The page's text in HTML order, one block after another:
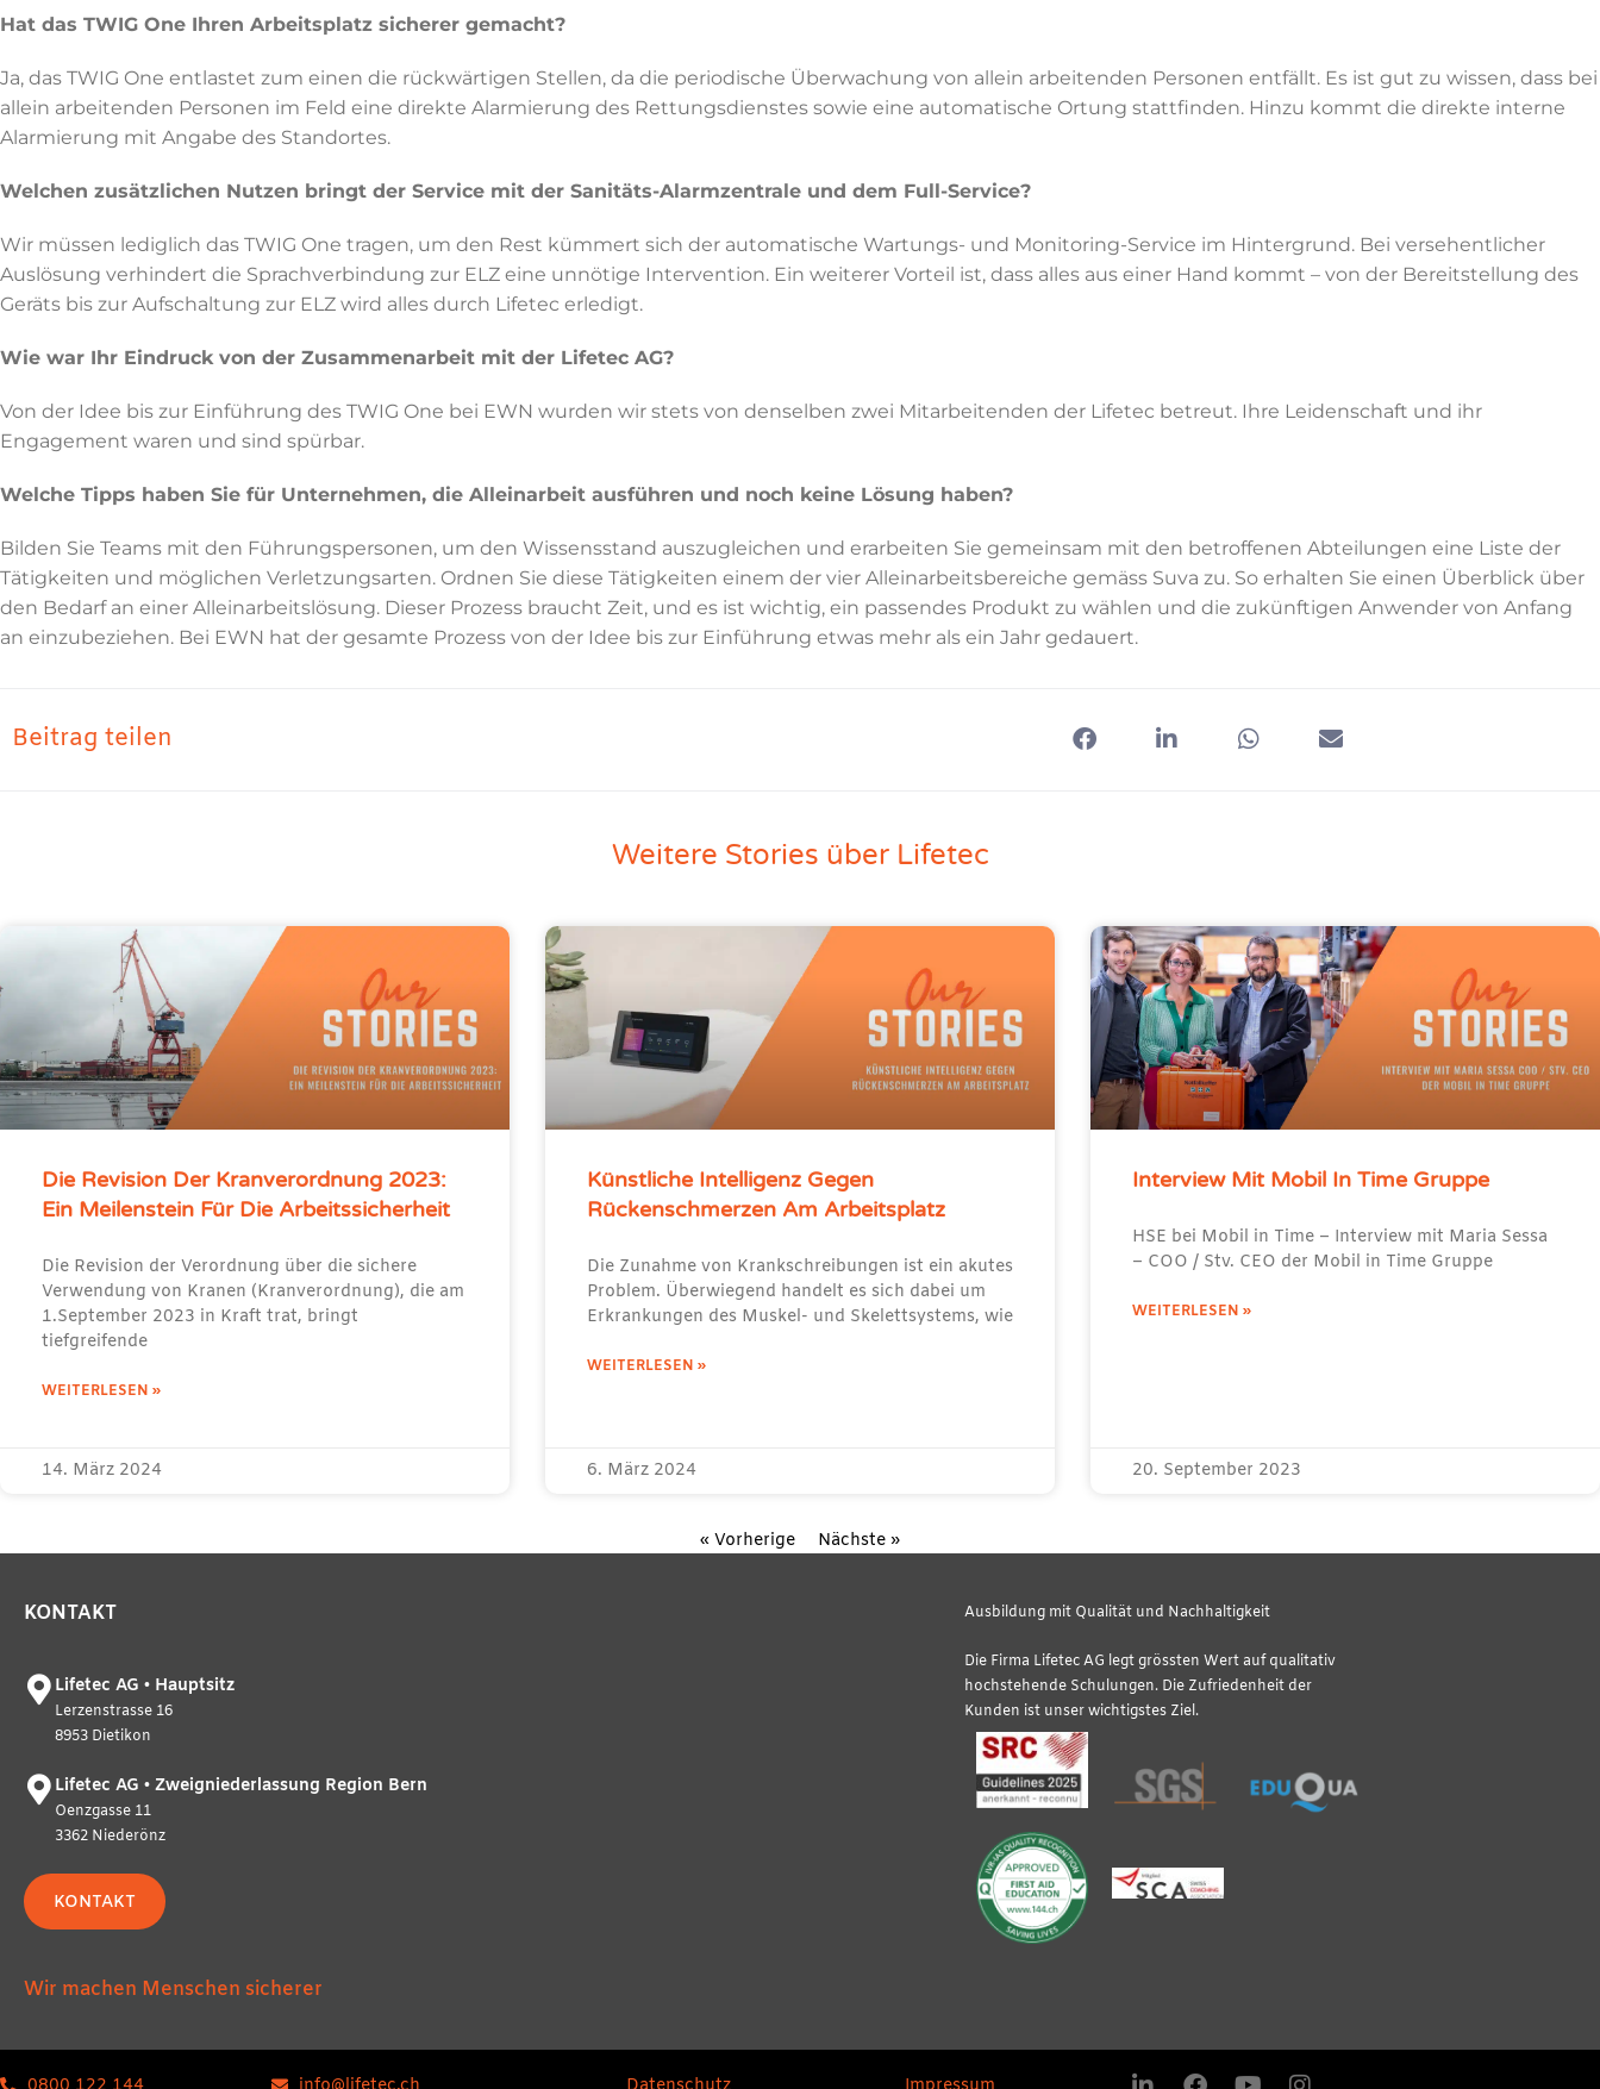
Hat das TWIG One Ihren Arbeitsplatz sicherer gemacht?
Ja, das TWIG One entlastet zum einen die rückwärtigen Stellen, da die periodische Überwachung von allein arbeitenden Personen entfällt. Es ist gut zu wissen, dass bei
allein arbeitenden Personen im Feld eine direkte Alarmierung des Rettungsdienstes sowie eine automatische Ortung stattfinden. Hinzu kommt die direkte interne
Alarmierung mit Angabe des Standortes.
Welchen zusätzlichen Nutzen bringt der Service mit der Sanitäts-Alarmzentrale und dem Full-Service?
Wir müssen lediglich das TWIG One tragen, um den Rest kümmert sich der automatische Wartungs- und Monitoring-Service im Hintergrund. Bei versehentlicher
Auslösung verhindert die Sprachverbindung zur ELZ eine unnötige Intervention. Ein weiterer Vorteil ist, dass alles aus einer Hand kommt – von der Bereitstellung des
Geräts bis zur Aufschaltung zur ELZ wird alles durch Lifetec erledigt.
Wie war Ihr Eindruck von der Zusammenarbeit mit der Lifetec AG?
Von der Idee bis zur Einführung des TWIG One bei EWN wurden wir stets von denselben zwei Mitarbeitenden der Lifetec betreut. Ihre Leidenschaft und ihr
Engagement waren und sind spürbar.
Welche Tipps haben Sie für Unternehmen, die Alleinarbeit ausführen und noch keine Lösung haben?
Bilden Sie Teams mit den Führungspersonen, um den Wissensstand auszugleichen und erarbeiten Sie gemeinsam mit den betroffenen Abteilungen eine Liste der
Tätigkeiten und möglichen Verletzungsarten. Ordnen Sie diese Tätigkeiten einem der vier Alleinarbeitsbereiche gemäss Suva zu. So erhalten Sie einen Überblick über
den Bedarf an einer Alleinarbeitslösung. Dieser Prozess braucht Zeit, und es ist wichtig, ein passendes Produkt zu wählen und die zukünftigen Anwender von Anfang
an einzubeziehen. Bei EWN hat der gesamte Prozess von der Idee bis zur Einführung etwas mehr als ein Jahr gedauert.
Beitrag teilen
Weitere Stories über Lifetec
Die Revision Der Kranverordnung 2023:
Ein Meilenstein Für Die Arbeitssicherheit
Die Revision der Verordnung über die sichere
Verwendung von Kranen (Kranverordnung), die am
1.September 2023 in Kraft trat, bringt
tiefgreifende
WEITERLESEN »
14. März 2024
Künstliche Intelligenz Gegen
Rückenschmerzen Am Arbeitsplatz
Die Zunahme von Krankschreibungen ist ein akutes
Problem. Überwiegend handelt es sich dabei um
Erkrankungen des Muskel- und Skelettsystems, wie
WEITERLESEN »
6. März 2024
Interview Mit Mobil In Time Gruppe
HSE bei Mobil in Time – Interview mit Maria Sessa
– COO / Stv. CEO der Mobil in Time Gruppe
WEITERLESEN »
20. September 2023
« Vorherige Nächste »
KONTAKT
Lifetec AG • Hauptsitz
Lerzenstrasse 16
8953 Dietikon
Lifetec AG • Zweigniederlassung Region Bern
Oenzgasse 11
3362 Niederönz
KONTAKT
Wir machen Menschen sicherer
Ausbildung mit Qualität und Nachhaltigkeit
Die Firma Lifetec AG legt grössten Wert auf qualitativ
hochstehende Schulungen. Die Zufriedenheit der
Kunden ist unser wichtigstes Ziel.